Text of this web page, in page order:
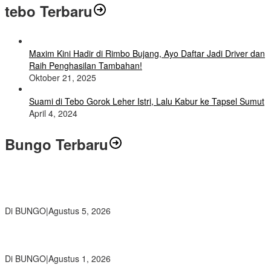
tebo Terbaru
Maxim Kini Hadir di Rimbo Bujang, Ayo Daftar Jadi Driver dan
Raih Penghasilan Tambahan!
Oktober 21, 2025
Suami di Tebo Gorok Leher Istri, Lalu Kabur ke Tapsel Sumut
April 4, 2024
Bungo Terbaru
Di BUNGO|Agustus 5, 2026
Di BUNGO|Agustus 1, 2026